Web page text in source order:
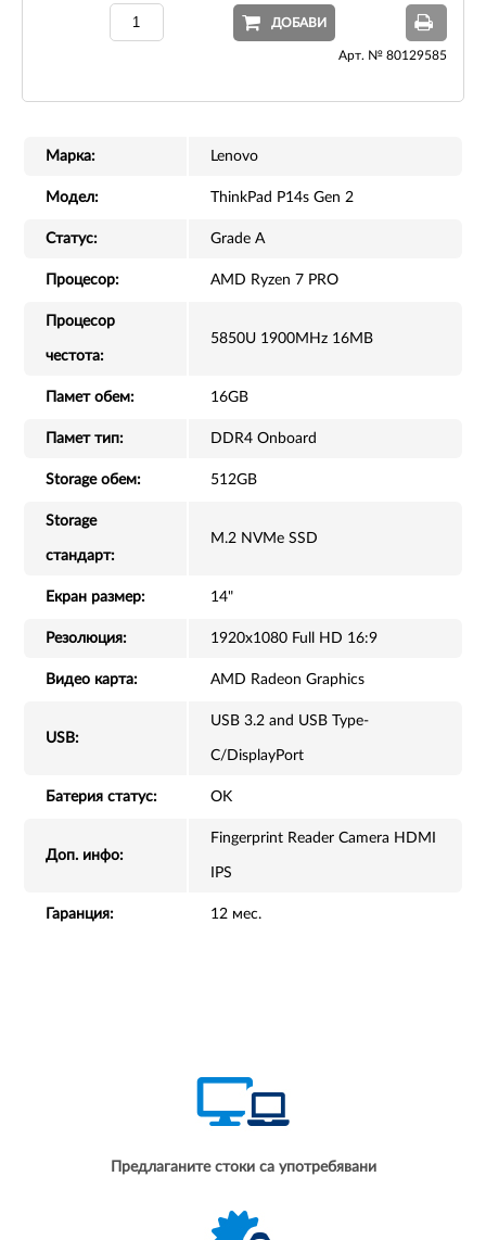
ДОБАВИ
Арт. № 80129585
Марка: Lenovo
Модел: ThinkPad P14s Gen 2
Статус: Grade A
Процесор: AMD Ryzen 7 PRO
Процесор
честота:
5850U 1900MHz 16MB
Памет обем: 16GB
Памет тип: DDR4 Onboard
Storage обем: 512GB
Storage
стандарт:
M.2 NVMe SSD
Екран размер: 14"
Резолюция: 1920x1080 Full HD 16:9
Видео карта: AMD Radeon Graphics
USB:
USB 3.2 and USB Type-
C/DisplayPort
Батерия статус: OK
Доп. инфо:
Fingerprint Reader Camera HDMI
IPS
Гаранция: 12 мес.
Предлаганите стоки са употребявани